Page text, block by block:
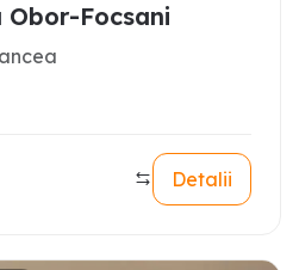
Obor-Focsani
Detalii